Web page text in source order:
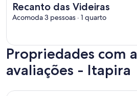
Recanto das Videiras
Acomoda 3 pessoas · 1 quarto
Propriedades com
avaliações - Itapira